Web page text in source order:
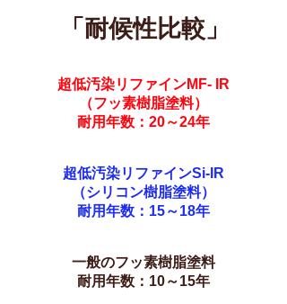
「耐候性比較」
超低汚染リファインMF- IR
（フッ素樹脂塗料）
耐用年数：20～24年
超低汚染リファインSi-IR
（シリコン樹脂塗料）
耐用年数：15～18年
一般の​フッ素樹脂塗料
耐用年数：10～15年